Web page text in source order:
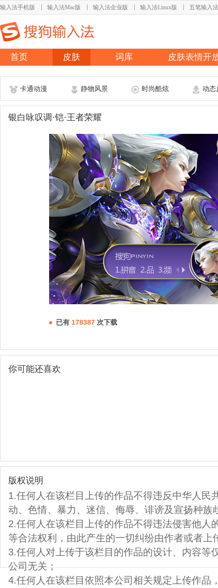
输入法手机版 输入法Mac版 输入法企业版 输入法Linux版 五笔输入法
首页 皮肤 词库 皮肤表情开
卡通动漫 静物风景 时尚酷炫 动态
银白咏叹调·铠·王者荣耀
已有 178387 次下载
你可能还喜欢
版权说明
1.任何人在该栏目上传的作品不得违反中华人民
动、色情、暴力、迷信、侮辱、诽谤及宣扬种族
2.任何人在该栏目上传的作品不得违法侵害他人
等合法权利，由此产生的一切纠纷由作者或者上
3.任何人对上传于该栏目的作品的设计、内容等
公司无关；
4.任何人在该栏目依照本公司相关规定上传作品